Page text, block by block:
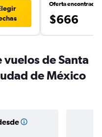
Oferta encontrada
$666
de Santa
de México